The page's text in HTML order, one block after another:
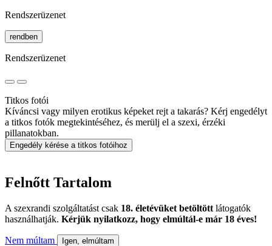
Rendszerüzenet
rendben
Rendszerüzenet
Titkos fotói
Kíváncsi vagy milyen erotikus képeket rejt a takarás? Kérj engedélyt
a titkos fotók megtekintéséhez, és merülj el a szexi, érzéki
pillanatokban.
Engedély kérése a titkos fotóihoz
Felnőtt Tartalom
A szexrandi szolgáltatást csak 18. életévüket betöltött látogatók
használhatják. Kérjük nyilatkozz, hogy elmúltál-e már 18 éves!
Nem múltam Igen, elmúltam